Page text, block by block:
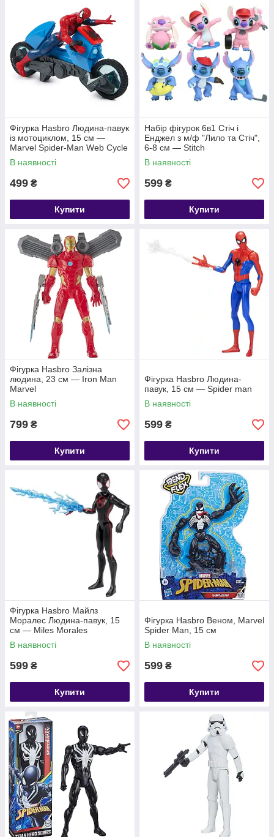
Фігурка Hasbro Людина-павук
із мотоциклом, 15 см —
Marvel Spider-Man Web Cycle
В наявності
499 ₴
Купити
Набір фігурок 6в1 Стіч і
Енджел з м/ф "Лило та Стіч",
6-8 см — Stitch
В наявності
599 ₴
Купити
Фігурка Hasbro Залізна
людина, 23 см — Iron Man
Marvel
В наявності
799 ₴
Купити
Фігурка Hasbro Людина-
павук, 15 см — Spider man
В наявності
599 ₴
Купити
Фігурка Hasbro Майлз
Моралес Людина-павук, 15
см — Miles Morales
В наявності
599 ₴
Купити
Фігурка Hasbro Веном, Marvel
Spider Man, 15 см
В наявності
599 ₴
Купити